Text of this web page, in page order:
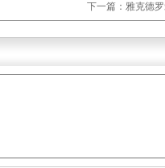
下一篇：雅克德